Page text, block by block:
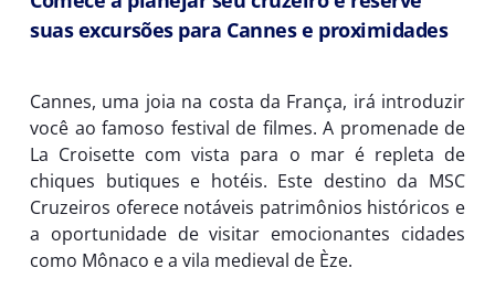
suas excursões para Cannes e proximidades
Cannes, uma joia na costa da França, irá introduzir
você ao famoso festival de filmes. A promenade de
La Croisette com vista para o mar é repleta de
chiques butiques e hotéis. Este destino da MSC
Cruzeiros oferece notáveis patrimônios históricos e
a oportunidade de visitar emocionantes cidades
como Mônaco e a vila medieval de Èze.